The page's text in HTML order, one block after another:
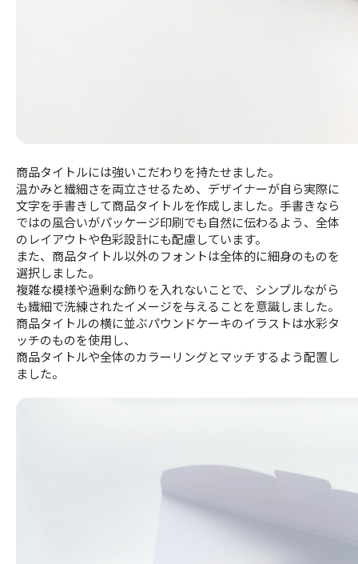
商品タイトルには強いこだわりを持たせました。
温かみと繊細さを両立させるため、デザイナーが自ら実際に
文字を手書きして商品タイトルを作成しました。手書きなら
ではの風合いがパッケージ印刷でも自然に伝わるよう、全体
のレイアウトや色彩設計にも配慮しています。
また、商品タイトル以外のフォントは全体的に細身のものを
選択しました。
複雑な模様や過剰な飾りを入れないことで、シンプルながら
も繊細で洗練されたイメージを与えることを意識しました。
商品タイトルの横に並ぶパウンドケーキのイラストは水彩タ
ッチのものを使用し、
商品タイトルや全体のカラーリングとマッチするよう配置し
ました。